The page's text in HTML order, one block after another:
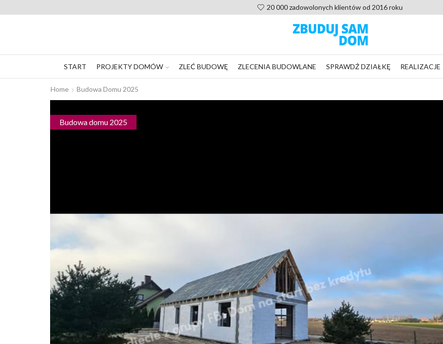
Pomoc po zakupie projektu, nie
START PROJEKTY DOMÓW ZLEĆ BUDOWĘ ZLECENIA BUDOWLANE SPRAWDŹ DZIAŁKĘ REALIZACJE
Home Budowa Domu 2025
Budowa domu 2025